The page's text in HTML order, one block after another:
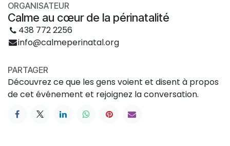
ORGANISATEUR
Calme au cœur de la périnatalité
438 772 2256
info@calmeperinatal.org
PARTAGER
Découvrez ce que les gens voient et disent à propos
de cet événement et rejoignez la conversation.